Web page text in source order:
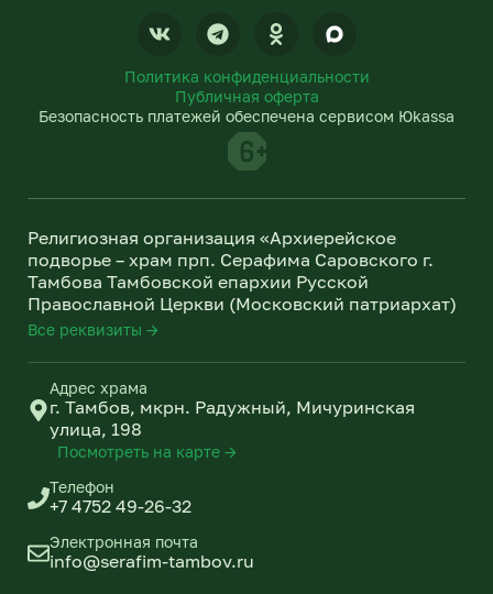
V
k
T
e
e
g
m
O
d
o
k
s
i
k
i
Политика конфиденциальности
Публичная оферта
Безопасность платежей обеспечена сервисом Юkassa
Религиозная организация «Архиерейское
подворье – храм прп. Серафима Саровского г.
Тамбова Тамбовской епархии Русской
Православной Церкви (Московский патриархат)
Все реквизиты →
Адрес храма
г. Тамбов, мкрн. Радужный, Мичуринская
улица, 198
Посмотреть на карте →
Телефон
+7 4752 49-26-32
Электронная почта
info@serafim-tambov.ru